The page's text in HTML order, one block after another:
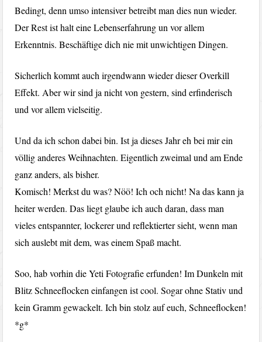
Bedingt, denn umso intensiver betreibt man dies nun wieder.
Der Rest ist halt eine Lebenserfahrung un vor allem
Erkenntnis. Beschäftige dich nie mit unwichtigen Dingen.
Sicherlich kommt auch irgendwann wieder dieser Overkill
Effekt. Aber wir sind ja nicht von gestern, sind erfinderisch
und vor allem vielseitig.
Und da ich schon dabei bin. Ist ja dieses Jahr eh bei mir ein
völlig anderes Weihnachten. Eigentlich zweimal und am Ende
ganz anders, als bisher.
Komisch! Merkst du was? Nöö! Ich och nicht! Na das kann ja
heiter werden. Das liegt glaube ich auch daran, dass man
vieles entspannter, lockerer und reflektierter sieht, wenn man
sich auslebt mit dem, was einem Spaß macht.
Soo, hab vorhin die Yeti Fotografie erfunden! Im Dunkeln mit
Blitz Schneeflocken einfangen ist cool. Sogar ohne Stativ und
kein Gramm gewackelt. Ich bin stolz auf euch, Schneeflocken!
*g*